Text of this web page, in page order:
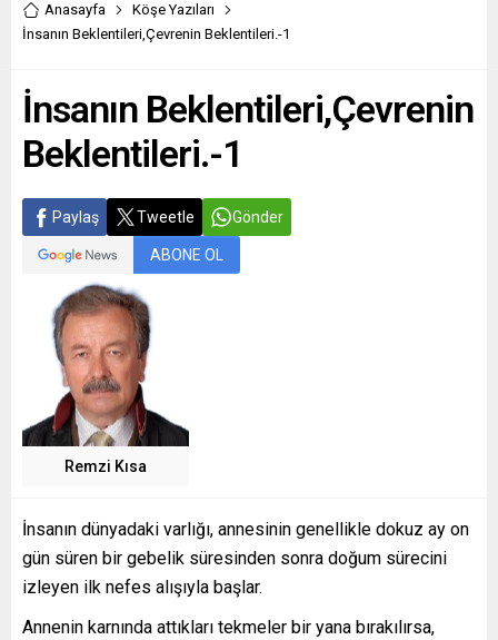
Anasayfa
Köşe Yazıları
İnsanın Beklentileri,Çevrenin Beklentileri.-1
İnsanın Beklentileri,Çevrenin
Beklentileri.-1
Paylaş Tweetle Gönder
ABONE OL
Remzi Kısa
İnsanın dünyadaki varlığı, annesinin genellikle dokuz ay on
gün süren bir gebelik süresinden sonra doğum sürecini
izleyen ilk nefes alışıyla başlar.
Annenin karnında attıkları tekmeler bir yana bırakılırsa,